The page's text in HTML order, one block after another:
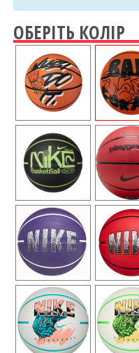
ОБЕРІТЬ КОЛІР